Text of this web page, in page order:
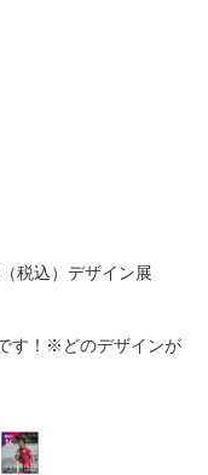
税込）デザイン展
す！※どのデザインが